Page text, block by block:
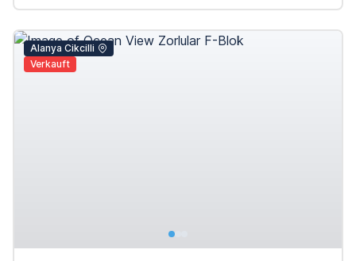
Alanya Cikcilli
Verkauft